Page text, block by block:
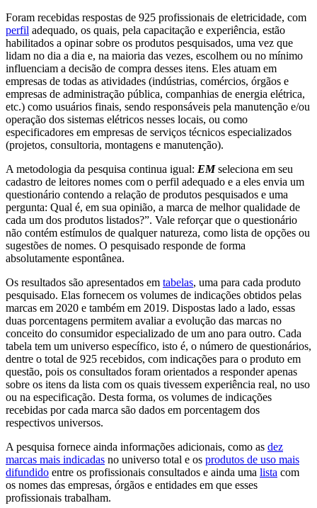
Foram recebidas respostas de 925 profissionais de eletricidade, com
perfil adequado, os quais, pela capacitação e experiência, estão
habilitados a opinar sobre os produtos pesquisados, uma vez que
lidam no dia a dia e, na maioria das vezes, escolhem ou no mínimo
influenciam a decisão de compra desses itens. Eles atuam em
empresas de todas as atividades (indústrias, comércios, órgãos e
empresas de administração pública, companhias de energia elétrica,
etc.) como usuários finais, sendo responsáveis pela manutenção e/ou
operação dos sistemas elétricos nesses locais, ou como
especificadores em empresas de serviços técnicos especializados
(projetos, consultoria, montagens e manutenção).
A metodologia da pesquisa continua igual: EMseleciona em seu
cadastro de leitores nomes com o perfil adequado e a eles envia um
questionário contendo a relação de produtos pesquisados e uma
pergunta: Qual é, em sua opinião, a marca de melhor qualidade de
cada um dos produtos listados?”. Vale reforçar que o questionário
não contém estímulos de qualquer natureza, como lista de opções ou
sugestões de nomes. O pesquisado responde de forma
absolutamente espontânea.
Os resultados são apresentados em tabelas, uma para cada produto
pesquisado. Elas fornecem os volumes de indicações obtidos pelas
marcas em 2020 e também em 2019. Dispostas lado a lado, essas
duas porcentagens permitem avaliar a evolução das marcas no
conceito do consumidor especializado de um ano para outro. Cada
tabela tem um universo específico, isto é, o número de questionários,
dentre o total de 925 recebidos, com indicações para o produto em
questão, pois os consultados foram orientados a responder apenas
sobre os itens da lista com os quais tivessem experiência real, no uso
ou na especificação. Desta forma, os volumes de indicações
recebidas por cada marca são dados em porcentagem dos
respectivos universos.
A pesquisa fornece ainda informações adicionais, como as dez
marcas mais indicadas no universo total e os produtos de uso mais
difundido entre os profissionais consultados e ainda uma lista com
os nomes das empresas, órgãos e entidades em que esses
profissionais trabalham.